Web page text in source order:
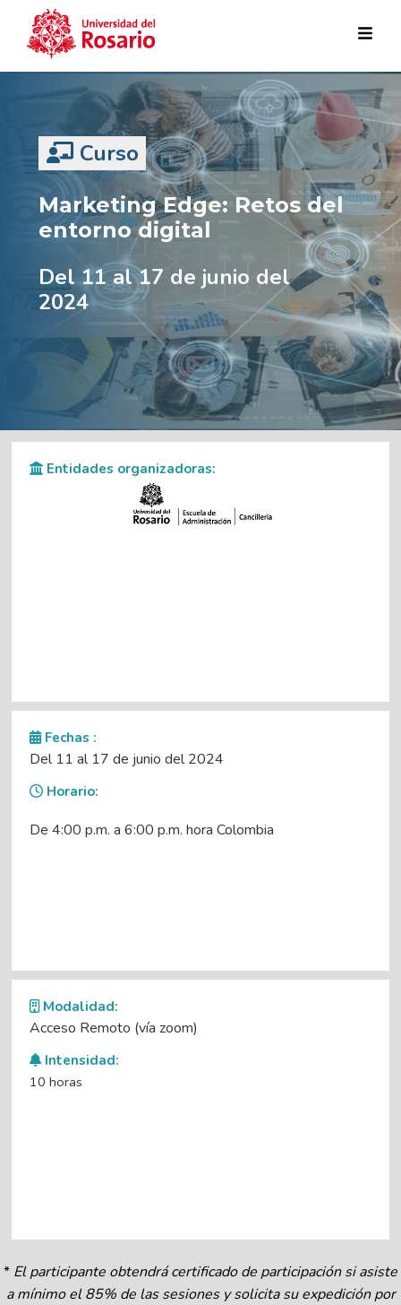
Pasar al contenido principal
Curso
Marketing Edge: Retos del
entorno digital
Del 11 al 17 de junio del
2024
Entidades organizadoras:
Fechas :
Del 11 al 17 de junio del 2024
Horario:
De 4:00 p.m. a 6:00 p.m. hora Colombia
Modalidad:
Acceso Remoto (vía zoom)
Intensidad:
10 horas
* El participante obtendrá certificado de participación si asiste
a mínimo el 85% de las sesiones y solicita su expedición por